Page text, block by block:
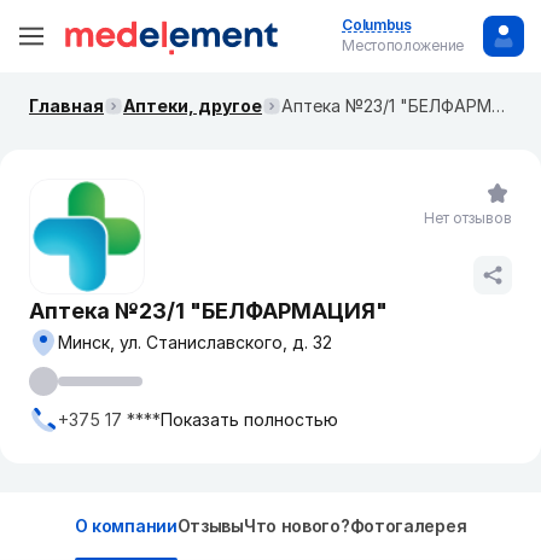
Columbus
Местоположение
Главная Аптеки, другое Аптека №23/1 "БЕЛФАРМАЦИЯ"
Аптека №23/1 "БЕЛФАРМАЦИЯ"
Минск, ул. Станиславского, д. 32
+375 17 ****Показать полностью
Нет отзывов
О компанииОтзывыЧто нового?Фотогалерея